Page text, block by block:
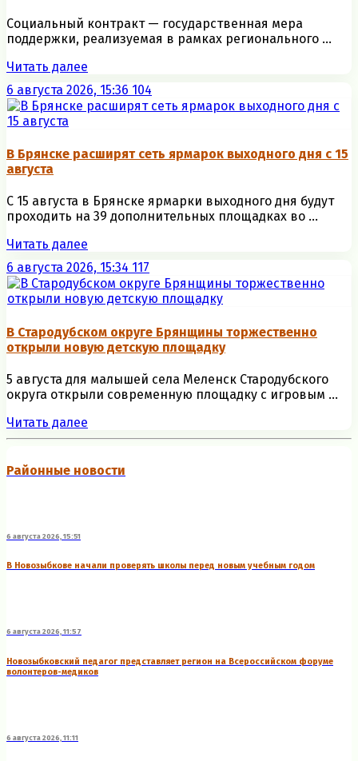
Социальный контракт — государственная мера
поддержки, реализуемая в рамках регионального ...
Читать далее
6 августа 2026, 15:36 104
В Брянске расширят сеть ярмарок выходного дня с 15
августа
С 15 августа в Брянске ярмарки выходного дня будут
проходить на 39 дополнительных площадках во ...
Читать далее
6 августа 2026, 15:34 117
В Стародубском округе Брянщины торжественно
открыли новую детскую площадку
5 августа для малышей села Меленск Стародубского
округа открыли современную площадку с игровым ...
Читать далее
Районные новости
6 августа 2026, 15:51
В Новозыбкове начали проверять школы перед новым учебным годом
6 августа 2026, 11:57
Новозыбковский педагог представляет регион на Всероссийском форуме
волонтеров-медиков
6 августа 2026, 11:11